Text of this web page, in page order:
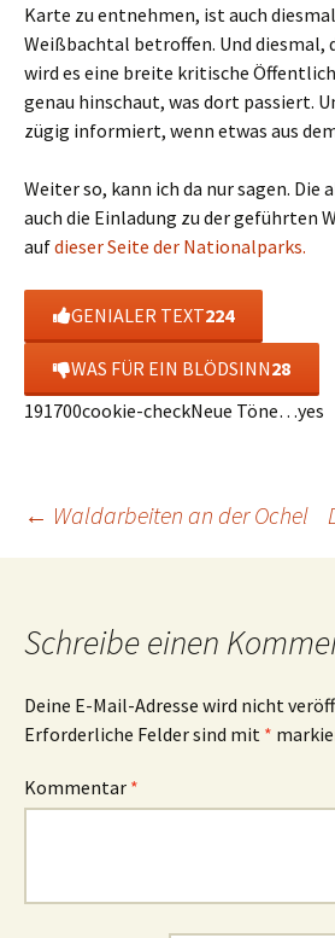
Karte zu entnehmen, ist auch
Weißbachtal betroffen. Und diesmal,
wird es eine breite kritische
genau hinschaut, was dort passiert.
zügig informiert, wenn etwas aus
Weiter so, kann ich da nur sagen. Die
auch die Einladung zu der geführten
aufdieser Seite der Nationalparks.
GENIALER TEXT224
WAS FÜR EIN BLÖDSINN28
191700cookie-checkNeue Töne…yes
Beitrags-
Navigation
← Waldarbeiten an der Ochel
Schreibe einen
Deine E-Mail-Adresse wird nicht
Erforderliche Felder sind mit *
Kommentar *